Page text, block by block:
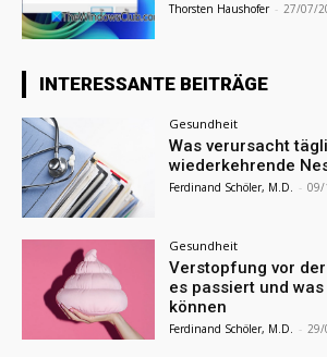
Thorsten Haushofer - 27/07/
INTERESSANTE BEITRÄGE
Gesundheit
Was verursacht
wiederkehrende
Ferdinand Schöler, M.D. - 09/
Gesundheit
Verstopfung vor
es passiert und
können
Ferdinand Schöler, M.D. - 29/